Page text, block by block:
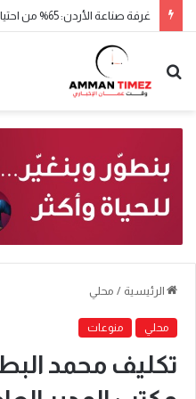
الرئيسية / محلي
محلي منوعات
تكليف محمد